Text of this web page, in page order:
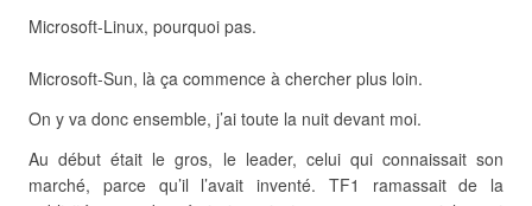
Microsoft-Linux, pourquoi pas.
Microsoft-Sun, là ça commence à chercher plus loin.
On y va donc ensemble, j’ai toute la nuit devant moi.
Au début était le gros, le leader, celui qui connaissait son
marché, parce qu’il l’avait inventé. TF1 ramassait de la